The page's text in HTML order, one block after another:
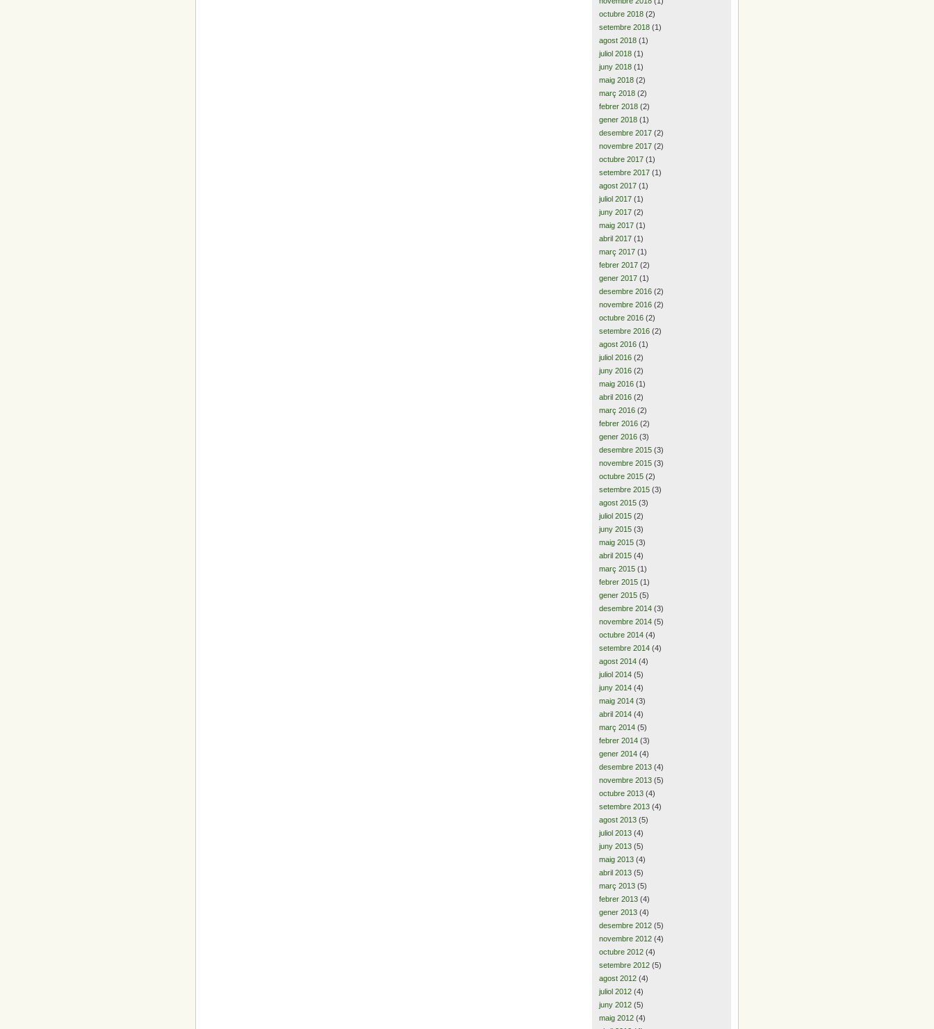
octubre 2018 (2)
setembre 2018 (1)
agost 2018 (1)
juliol 2018 (1)
juny 2018 (1)
maig 2018 (2)
març 2018 (2)
febrer 2018 (2)
gener 2018 (1)
desembre 2017 (2)
novembre 2017 (2)
octubre 2017 (1)
setembre 2017 (1)
agost 2017 (1)
juliol 2017 (1)
juny 2017 (2)
maig 2017 (1)
abril 2017 (1)
març 2017 (1)
febrer 2017 (2)
gener 2017 (1)
desembre 2016 (2)
novembre 2016 (2)
octubre 2016 (2)
setembre 2016 (2)
agost 2016 (1)
juliol 2016 (2)
juny 2016 (2)
maig 2016 (1)
abril 2016 (2)
març 2016 (2)
febrer 2016 (2)
gener 2016 (3)
desembre 2015 (3)
novembre 2015 (3)
octubre 2015 (2)
setembre 2015 (3)
agost 2015 (3)
juliol 2015 (2)
juny 2015 (3)
maig 2015 (3)
abril 2015 (4)
març 2015 (1)
febrer 2015 (1)
gener 2015 (5)
desembre 2014 (3)
novembre 2014 (5)
octubre 2014 (4)
setembre 2014 (4)
agost 2014 (4)
juliol 2014 (5)
juny 2014 (4)
maig 2014 (3)
abril 2014 (4)
març 2014 (5)
febrer 2014 (3)
gener 2014 (4)
desembre 2013 (4)
novembre 2013 (5)
octubre 2013 (4)
setembre 2013 (4)
agost 2013 (5)
juliol 2013 (4)
juny 2013 (5)
maig 2013 (4)
abril 2013 (5)
març 2013 (5)
febrer 2013 (4)
gener 2013 (4)
desembre 2012 (5)
novembre 2012 (4)
octubre 2012 (4)
setembre 2012 (5)
agost 2012 (4)
juliol 2012 (4)
juny 2012 (5)
maig 2012 (4)